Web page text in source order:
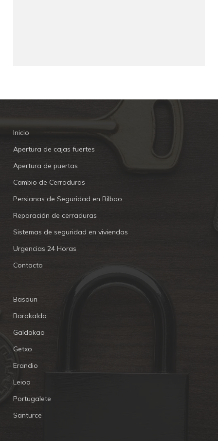
Inicio
Apertura de cajas fuertes
Apertura de puertas
Cambio de Cerraduras
Persianas de Seguridad en Bilbao
Reparación de cerraduras
Sistemas de seguridad en viviendas
Urgencias 24 Horas
Contacto
Basauri
Barakaldo
Galdakao
Getxo
Erandio
Leioa
Portugalete
Santurce